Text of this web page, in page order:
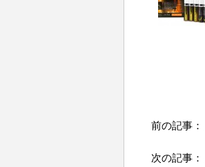
前の記事：
次の記事：